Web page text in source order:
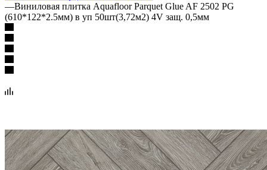
—Виниловая плитка Aquafloor Parquet Glue AF 2502 PG
(610*122*2.5мм) в уп 50шт(3,72м2) 4V защ. 0,5мм